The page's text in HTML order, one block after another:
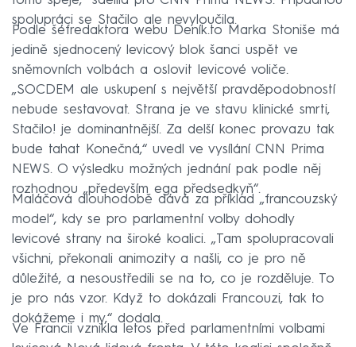
spolupráci se Stačilo ale nevyloučila.
Podle šéfredaktora webu Deník.to Marka Stoniše má
jedině sjednocený levicový blok šanci uspět ve
sněmovních volbách a oslovit levicové voliče.
„SOCDEM ale uskupení s největší pravděpodobností
nebude sestavovat. Strana je ve stavu klinické smrti,
Stačilo! je dominantnější. Za delší konec provazu tak
bude tahat Konečná,“ uvedl ve vysílání CNN Prima
NEWS. O výsledku možných jednání pak podle něj
rozhodnou „především ega předsedkyň“.
Maláčová dlouhodobě dává za příklad „francouzský
model“, kdy se pro parlamentní volby dohodly
levicové strany na široké koalici. „Tam spolupracovali
všichni, překonali animozity a našli, co je pro ně
důležité, a nesoustředili se na to, co je rozděluje. To
je pro nás vzor. Když to dokázali Francouzi, tak to
dokážeme i my,“ dodala.
Ve Francii vznikla letos před parlamentními volbami